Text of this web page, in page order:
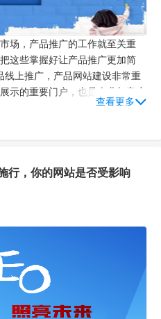
场，产品推广的工作就至关重
这些掌握好让产品推广更加简
线上推广，产品网站建设非常重
示的重要门户，也是企业与客户
查看更多
行，你的网站是否受影响